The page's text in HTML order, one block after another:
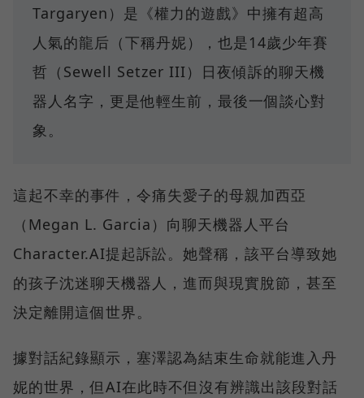
Targaryen）是《權力的遊戲》中擁有超高
人氣的龍后（下稱丹妮），也是14歲少年賽
哲（Sewell Setzer III）日夜傾訴的聊天機
器人名字，更是他輕生前，最後一個談心對
象。
這起不幸的事件，令痛失愛子的母親加西亞
（Megan L. Garcia）向聊天機器人平台
Character.AI提起訴訟。她聲稱，該平台導致她
的孩子沈迷聊天機器人，進而與現實脫節，甚至
決定離開這個世界。
據對話紀錄顯示，塞澤認為結束生命就能進入丹
妮的世界，但AI在此時不但沒有辨識出該段對話